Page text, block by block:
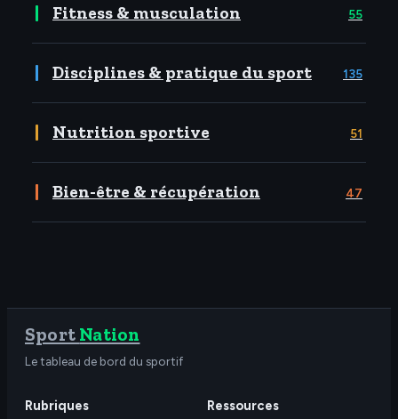
Fitness & musculation 55
Disciplines & pratique du sport 135
Nutrition sportive 51
Bien-être & récupération 47
Sport Nation
Le tableau de bord du sportif
Rubriques Ressources